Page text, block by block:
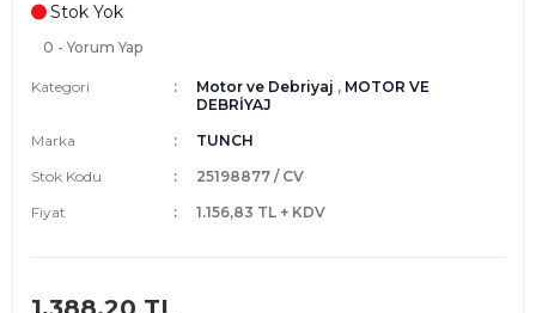
Stok Yok
0 - Yorum Yap
Kategori Motor ve Debriyaj , MOTOR VE
DEBRİYAJ
Marka
TUNCH
Stok Kodu
25198877 / CV
Fiyat
1.156,83 TL + KDV